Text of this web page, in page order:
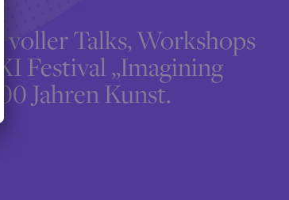
Talks, Workshops
Festival „Imagining
Jahren Kunst.